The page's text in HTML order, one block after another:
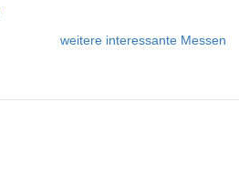
weitere interessante Messen